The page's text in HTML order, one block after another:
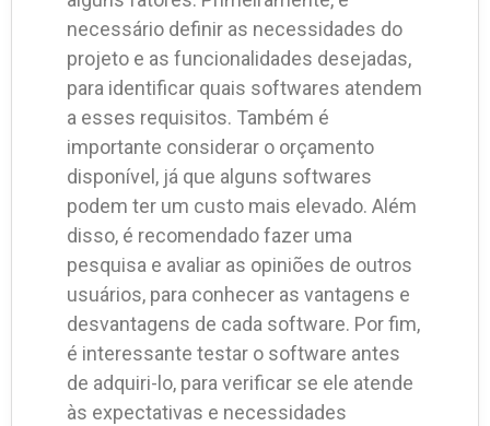
necessário definir as necessidades do
projeto e as funcionalidades desejadas,
para identificar quais softwares atendem
a esses requisitos. Também é
importante considerar o orçamento
disponível, já que alguns softwares
podem ter um custo mais elevado. Além
disso, é recomendado fazer uma
pesquisa e avaliar as opiniões de outros
usuários, para conhecer as vantagens e
desvantagens de cada software. Por fim,
é interessante testar o software antes
de adquiri-lo, para verificar se ele atende
às expectativas e necessidades